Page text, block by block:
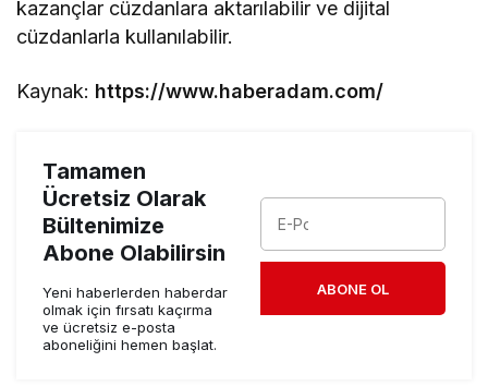
kazançlar cüzdanlara aktarılabilir ve dijital
cüzdanlarla kullanılabilir.
Kaynak: https://www.haberadam.com/
Tamamen
Ücretsiz Olarak
Bültenimize
Abone Olabilirsin
Yeni haberlerden haberdar
olmak için fırsatı kaçırma
ve ücretsiz e-posta
aboneliğini hemen başlat.
ABONE OL